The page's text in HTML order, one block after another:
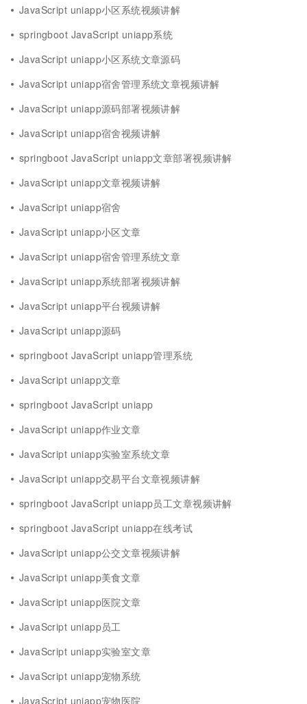
JavaScript uniapp小区系统视频讲解
springboot JavaScript uniapp系统
JavaScript uniapp小区系统文章源码
JavaScript uniapp宿舍管理系统文章视频讲解
JavaScript uniapp源码部署视频讲解
JavaScript uniapp宿舍视频讲解
springboot JavaScript uniapp文章部署视频讲解
JavaScript uniapp文章视频讲解
JavaScript uniapp宿舍
JavaScript uniapp小区文章
JavaScript uniapp宿舍管理系统文章
JavaScript uniapp系统部署视频讲解
JavaScript uniapp平台视频讲解
JavaScript uniapp源码
springboot JavaScript uniapp管理系统
JavaScript uniapp文章
springboot JavaScript uniapp
JavaScript uniapp作业文章
JavaScript uniapp实验室系统文章
JavaScript uniapp交易平台文章视频讲解
springboot JavaScript uniapp员工文章视频讲解
springboot JavaScript uniapp在线考试
JavaScript uniapp公交文章视频讲解
JavaScript uniapp美食文章
JavaScript uniapp医院文章
JavaScript uniapp员工
JavaScript uniapp实验室文章
JavaScript uniapp宠物系统
JavaScript uniapp宠物医院